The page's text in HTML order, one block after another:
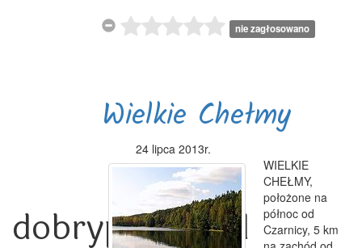
dobrypowiat.pl
nie zagłosowano
Wielkie Chełmy
24 lipca 2013r.
WIELKIE
CHEŁMY,
położone na
północ od
Czarnicy, 5 km